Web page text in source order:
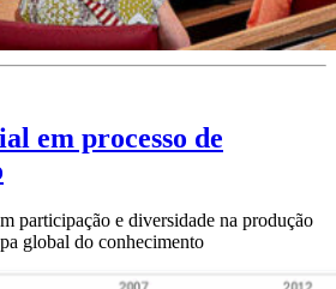
em processo de
participação e diversidade na produção
global do conhecimento